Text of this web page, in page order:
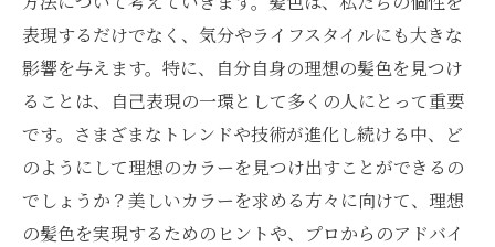
表現するだけでなく、気分やライフスタイルにも大きな
影響を与えます。特に、自分自身の理想の髪色を見つけ
ることは、自己表現の一環として多くの人にとって重要
です。さまざまなトレンドや技術が進化し続ける中、ど
のようにして理想のカラーを見つけ出すことができるの
でしょうか？美しいカラーを求める方々に向けて、理想
の髪色を実現するためのヒントや、プロからのアドバイ